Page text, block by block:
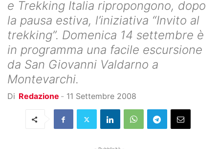
e Trekking Italia ripropongono, dopo
la pausa estiva, l’iniziativa “Invito al
trekking”. Domenica 14 settembre è
in programma una facile escursione
da San Giovanni Valdarno a
Montevarchi.
Di Redazione - 11 Settembre 2008